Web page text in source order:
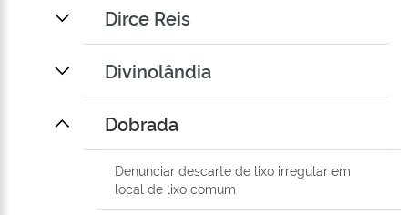
Dirce Reis
Divinolândia
Dobrada
Denunciar descarte de lixo irregular em
local de lixo comum